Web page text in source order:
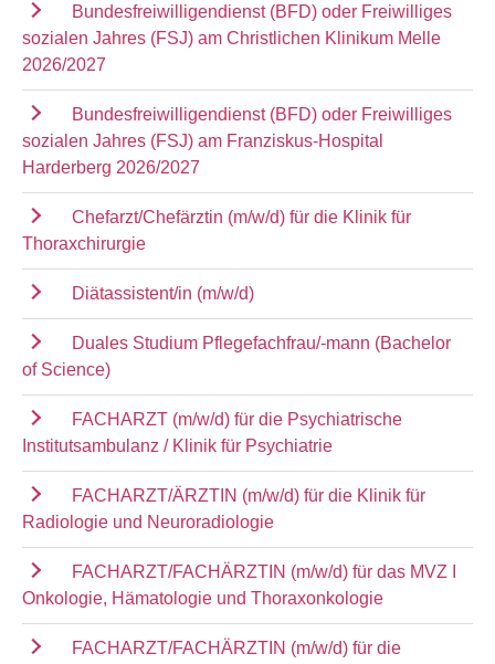
Bundesfreiwilligendienst (BFD) oder Freiwilliges
sozialen Jahres (FSJ) am Christlichen Klinikum Melle
2026/2027
Bundesfreiwilligendienst (BFD) oder Freiwilliges
sozialen Jahres (FSJ) am Franziskus-Hospital
Harderberg 2026/2027
Chefarzt/Chefärztin (m/w/d) für die Klinik für
Thoraxchirurgie
Diätassistent/in (m/w/d)
Duales Studium Pflegefachfrau/-mann (Bachelor
of Science)
FACHARZT (m/w/d) für die Psychiatrische
Institutsambulanz / Klinik für Psychiatrie
FACHARZT/ÄRZTIN (m/w/d) für die Klinik für
Radiologie und Neuroradiologie
FACHARZT/FACHÄRZTIN (m/w/d) für das MVZ I
Onkologie, Hämatologie und Thoraxonkologie
FACHARZT/FACHÄRZTIN (m/w/d) für die